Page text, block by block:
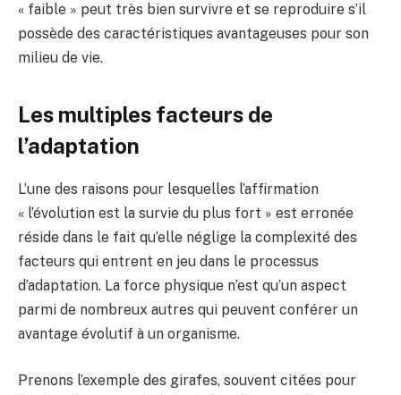
« faible » peut très bien survivre et se reproduire s’il
possède des caractéristiques avantageuses pour son
milieu de vie.
Les multiples facteurs de
l’adaptation
L’une des raisons pour lesquelles l’affirmation
« l’évolution est la survie du plus fort » est erronée
réside dans le fait qu’elle néglige la complexité des
facteurs qui entrent en jeu dans le processus
d’adaptation. La force physique n’est qu’un aspect
parmi de nombreux autres qui peuvent conférer un
avantage évolutif à un organisme.
Prenons l’exemple des girafes, souvent citées pour